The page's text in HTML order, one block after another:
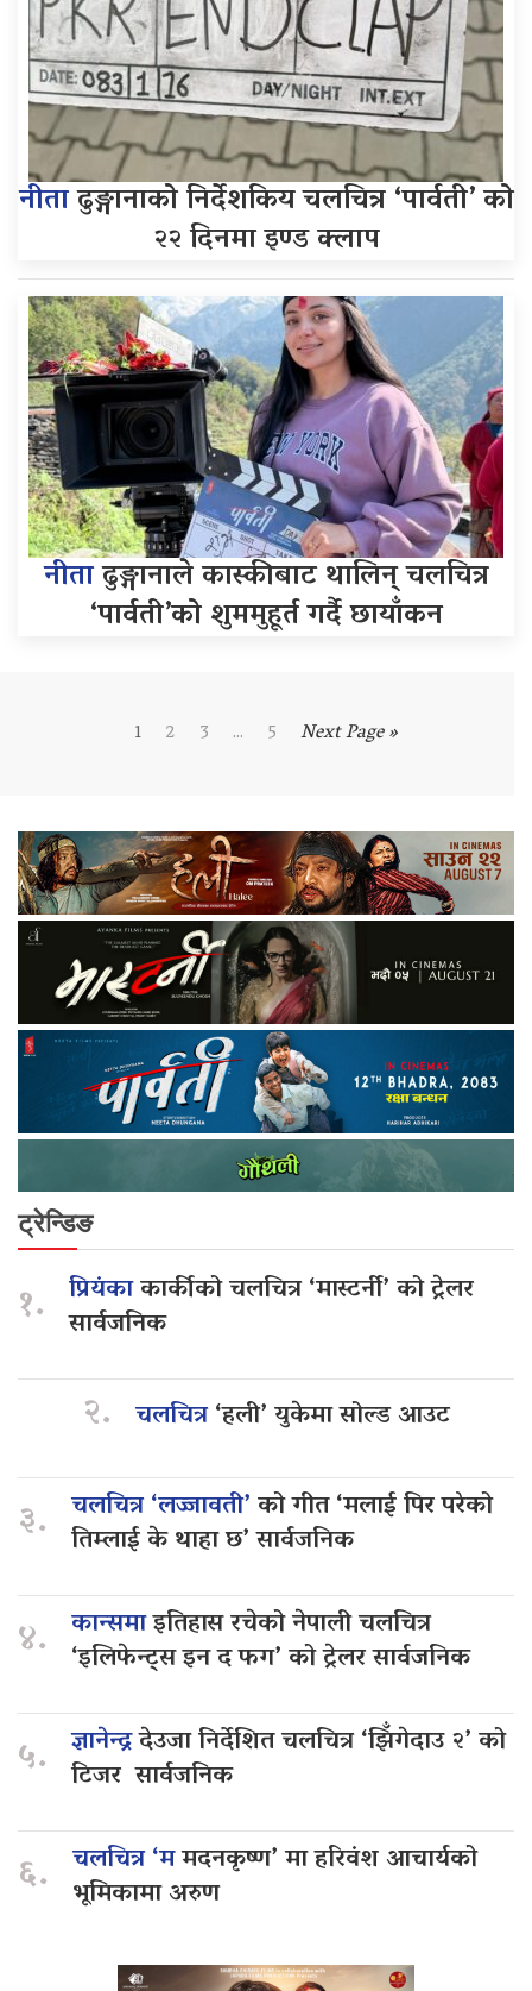
नीताढुङ्गानाको निर्देशकिय चलचित्र ‘पार्वती’ को
२२ दिनमा इण्ड क्लाप
नीताढुङ्गानाले कास्कीबाट थालिन् चलचित्र
‘पार्वती’को शुममुहूर्त गर्दै छायाँकन
1 2 3 ... 5 Next Page »
ट्रेन्डिङ
१. प्रियंकाकार्कीको चलचित्र ‘मास्टर्नी’ को ट्रेलर
सार्वजनिक
२. चलचित्र‘हली’ युकेमा सोल्ड आउट
३. चलचित्र ‘लज्जावती’को गीत ‘मलाई पिर परेको
तिम्लाई के थाहा छ’ सार्वजनिक
४. कान्समाइतिहास रचेको नेपाली चलचित्र
‘इलिफेन्ट्स इन द फग’ को ट्रेलर सार्वजनिक
५. ज्ञानेन्द्रदेउजा निर्देशित चलचित्र ‘झिँगेदाउ २’ को
टिजर सार्वजनिक
६. चलचित्र ‘ममदनकृष्ण’ मा हरिवंश आचार्यको
भूमिकामा अरुण